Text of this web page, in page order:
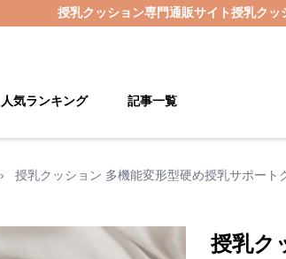
授乳クッション専門通販サイト授乳クッ
人気ランキング 記事一覧
› 授乳クッション 多機能変形型硬め授乳サポート
授乳ク